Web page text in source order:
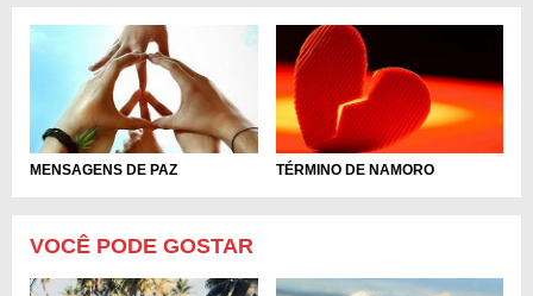
MENSAGENS DE PAZ TÉRMINO DE NAMORO
VOCÊ PODE GOSTAR